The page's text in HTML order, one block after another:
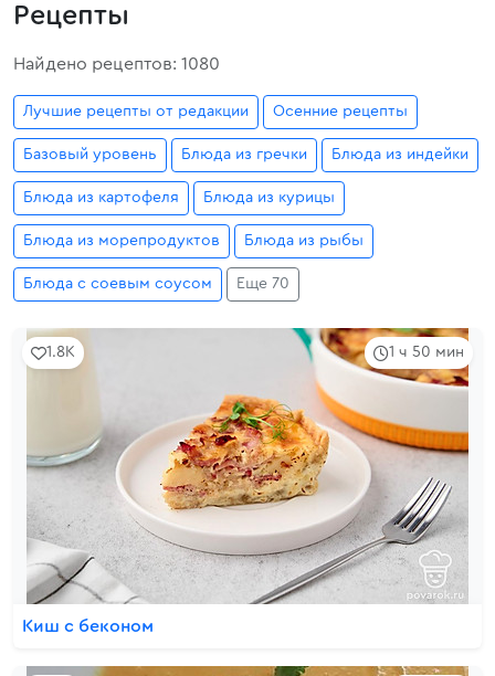
Рецепты
Найдено рецептов: 1080
Лучшие рецепты от редакции Осенние рецепты
Базовый уровень Блюда из гречки Блюда из индейки
Блюда из картофеля Блюда из курицы
Блюда из морепродуктов Блюда из рыбы
Блюда с соевым соусом Еще 70
1 ч 50 мин
1.8K
Киш с беконом